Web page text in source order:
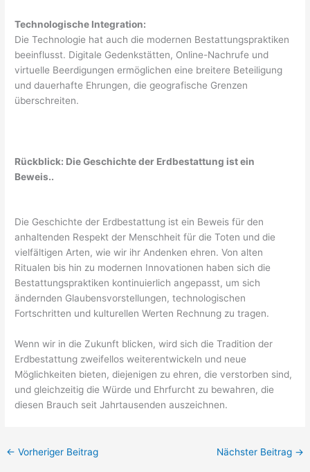
Technologische Integration:
Die Technologie hat auch die modernen Bestattungspraktiken
beeinflusst. Digitale Gedenkstätten, Online-Nachrufe und
virtuelle Beerdigungen ermöglichen eine breitere Beteiligung
und dauerhafte Ehrungen, die geografische Grenzen
überschreiten.
Rückblick: Die Geschichte der Erdbestattung ist ein
Beweis..
Die Geschichte der Erdbestattung ist ein Beweis für den
anhaltenden Respekt der Menschheit für die Toten und die
vielfältigen Arten, wie wir ihr Andenken ehren. Von alten
Ritualen bis hin zu modernen Innovationen haben sich die
Bestattungspraktiken kontinuierlich angepasst, um sich
ändernden Glaubensvorstellungen, technologischen
Fortschritten und kulturellen Werten Rechnung zu tragen.
Wenn wir in die Zukunft blicken, wird sich die Tradition der
Erdbestattung zweifellos weiterentwickeln und neue
Möglichkeiten bieten, diejenigen zu ehren, die verstorben sind,
und gleichzeitig die Würde und Ehrfurcht zu bewahren, die
diesen Brauch seit Jahrtausenden auszeichnen.
← Vorheriger Beitrag Nächster Beitrag →